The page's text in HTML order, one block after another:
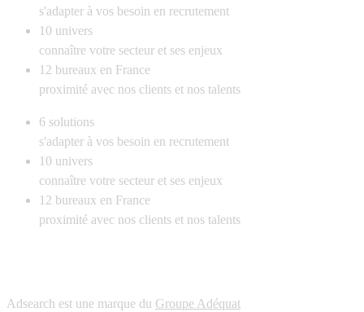
s'adapter à vos besoin en recrutement
10 univers
connaître votre secteur et ses enjeux
12 bureaux en France
proximité avec nos clients et nos talents
6 solutions
s'adapter à vos besoin en recrutement
10 univers
connaître votre secteur et ses enjeux
12 bureaux en France
proximité avec nos clients et nos talents
Adsearch est une marque du Groupe Adéquat